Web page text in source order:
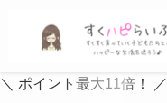
＼ ポイント最大11倍！ ／